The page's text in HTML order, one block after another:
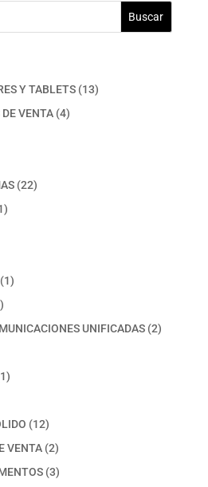
Buscar
Y TABLETS 1313
VENTA 44
2222
1
11
productos
UNIFICADAS 22
11
1212
productos
VENTA 22
productos
33